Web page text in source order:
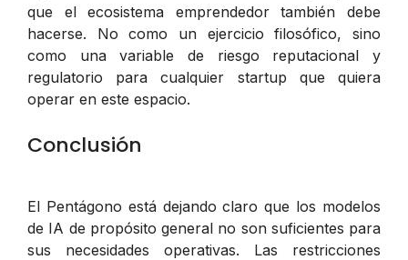
que el ecosistema emprendedor también debe
hacerse. No como un ejercicio filosófico, sino
como una variable de riesgo reputacional y
regulatorio para cualquier startup que quiera
operar en este espacio.
Conclusión
El Pentágono está dejando claro que los modelos
de IA de propósito general no son suficientes para
sus necesidades operativas. Las restricciones